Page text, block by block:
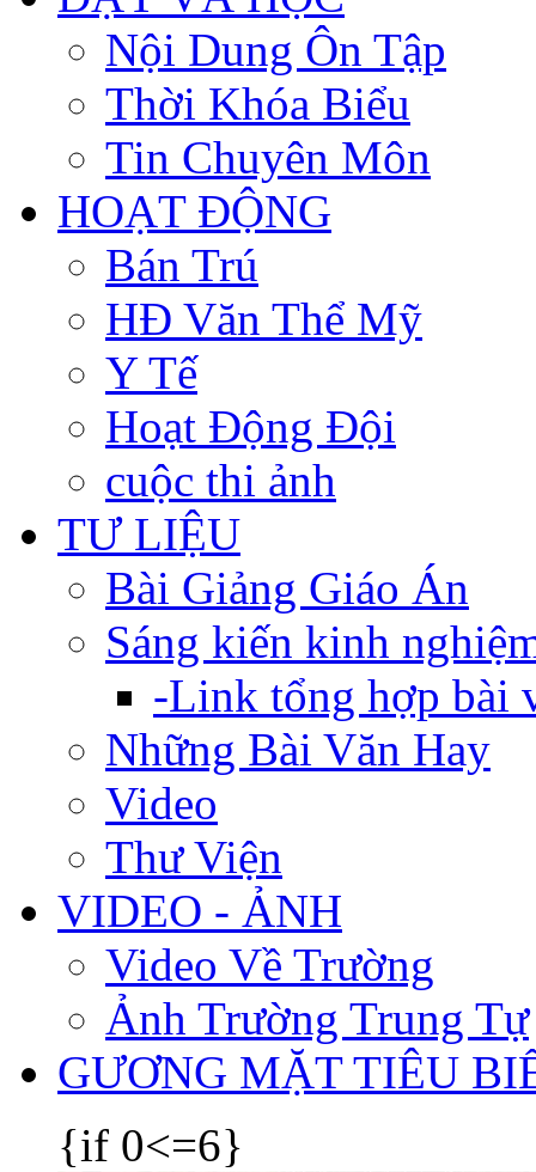
Nội Dung Ôn Tập
Thời Khóa Biểu
Tin Chuyên Môn
HOẠT ĐỘNG
Bán Trú
HĐ Văn Thể Mỹ
Y Tế
Hoạt Động Đội
cuộc thi ảnh
TƯ LIỆU
Bài Giảng Giáo Án
Sáng kiến kinh
-Link tổng hợp bài
Những Bài Văn Hay
Video
Thư Viện
VIDEO - ẢNH
Video Về Trường
Ảnh Trường Trung Tự
GƯƠNG MẶT TIÊU
{if 0<=6}